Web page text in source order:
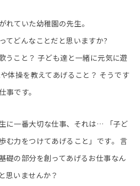
れていた幼稚園の先生。
てどんなことだと思いますか?
うこと？ 子ども達と一緒に元気に遊
体操を教えてあげること？ そうです
事です。
に一番大切な仕事、それは… 「子ど
む力をつけてあげること」です。 言
礎の部分を創ってあげるお仕事なん
思いませんか？